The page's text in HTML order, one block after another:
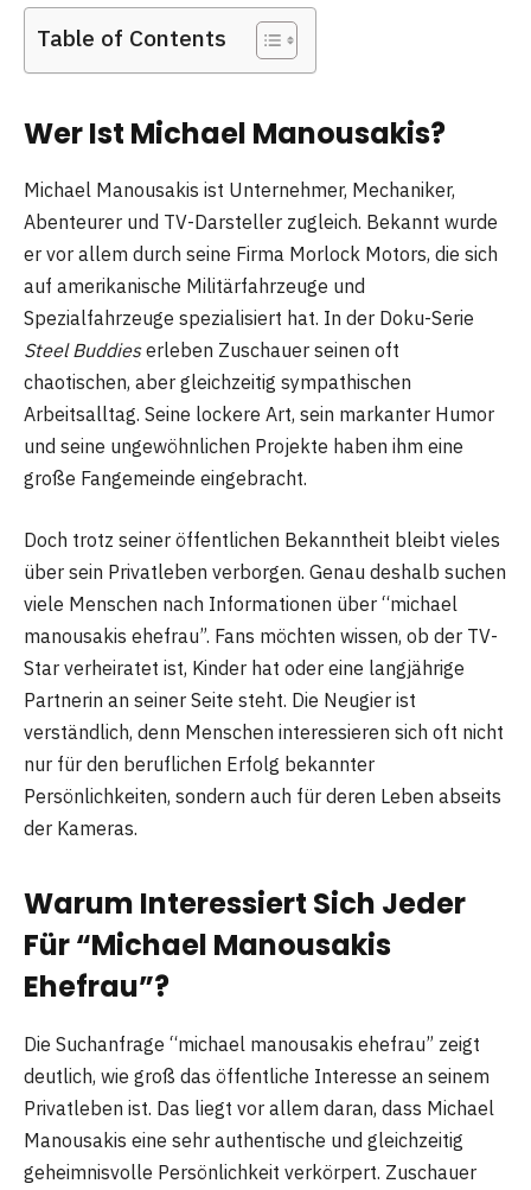
Table of Contents
Wer Ist Michael Manousakis?
Michael Manousakis ist Unternehmer, Mechaniker,
Abenteurer und TV-Darsteller zugleich. Bekannt wurde
er vor allem durch seine Firma Morlock Motors, die sich
auf amerikanische Militärfahrzeuge und
Spezialfahrzeuge spezialisiert hat. In der Doku-Serie
Steel Buddieserleben Zuschauer seinen oft
chaotischen, aber gleichzeitig sympathischen
Arbeitsalltag. Seine lockere Art, sein markanter Humor
und seine ungewöhnlichen Projekte haben ihm eine
große Fangemeinde eingebracht.
Doch trotz seiner öffentlichen Bekanntheit bleibt vieles
über sein Privatleben verborgen. Genau deshalb suchen
viele Menschen nach Informationen über “michael
manousakis ehefrau”. Fans möchten wissen, ob der TV-
Star verheiratet ist, Kinder hat oder eine langjährige
Partnerin an seiner Seite steht. Die Neugier ist
verständlich, denn Menschen interessieren sich oft nicht
nur für den beruflichen Erfolg bekannter
Persönlichkeiten, sondern auch für deren Leben abseits
der Kameras.
Warum Interessiert Sich Jeder
Für “Michael Manousakis
Ehefrau”?
Die Suchanfrage “michael manousakis ehefrau” zeigt
deutlich, wie groß das öffentliche Interesse an seinem
Privatleben ist. Das liegt vor allem daran, dass Michael
Manousakis eine sehr authentische und gleichzeitig
geheimnisvolle Persönlichkeit verkörpert. Zuschauer